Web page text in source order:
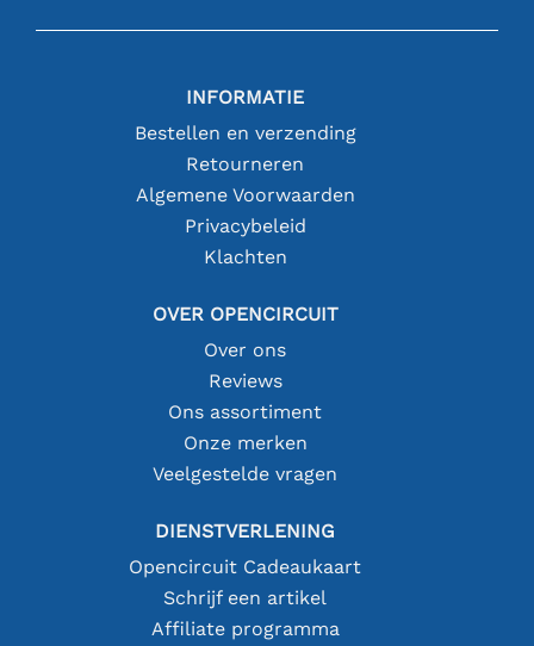
INFORMATIE
Bestellen en verzending
Retourneren
Algemene Voorwaarden
Privacybeleid
Klachten
OVER OPENCIRCUIT
Over ons
Reviews
Ons assortiment
Onze merken
Veelgestelde vragen
DIENSTVERLENING
Opencircuit Cadeaukaart
Schrijf een artikel
Affiliate programma